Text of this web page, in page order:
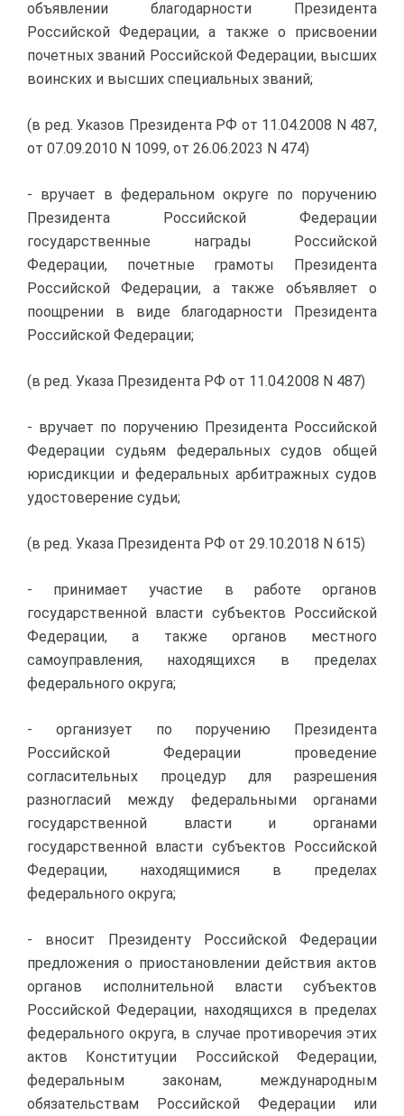
объявлении благодарности Президента
Российской Федерации, а также о присвоении
почетных званий Российской Федерации, высших
воинских и высших специальных званий;
(в ред. Указов Президента РФ от 11.04.2008 N 487,
от 07.09.2010 N 1099, от 26.06.2023 N 474)
- вручает в федеральном округе по поручению
Президента Российской Федерации
государственные награды Российской
Федерации, почетные грамоты Президента
Российской Федерации, а также объявляет о
поощрении в виде благодарности Президента
Российской Федерации;
(в ред. Указа Президента РФ от 11.04.2008 N 487)
- вручает по поручению Президента Российской
Федерации судьям федеральных судов общей
юрисдикции и федеральных арбитражных судов
удостоверение судьи;
(в ред. Указа Президента РФ от 29.10.2018 N 615)
- принимает участие в работе органов
государственной власти субъектов Российской
Федерации, а также органов местного
самоуправления, находящихся в пределах
федерального округа;
- организует по поручению Президента
Российской Федерации проведение
согласительных процедур для разрешения
разногласий между федеральными органами
государственной власти и органами
государственной власти субъектов Российской
Федерации, находящимися в пределах
федерального округа;
- вносит Президенту Российской Федерации
предложения о приостановлении действия актов
органов исполнительной власти субъектов
Российской Федерации, находящихся в пределах
федерального округа, в случае противоречия этих
актов Конституции Российской Федерации,
федеральным законам, международным
обязательствам Российской Федерации или